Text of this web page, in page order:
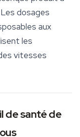
Les dosages
aux
les
vitesses
de santé de